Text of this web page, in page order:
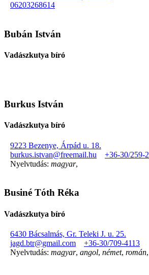
06203268614
Bubán István
Vadászkutya bíró
Burkus István
Vadászkutya bíró
9223 Bezenye, Árpád u. 18.
burkus.istvan@freemail.hu
+36-30/259-
Nyelvtudás: magyar,
Businé Tóth Réka
Vadászkutya bíró
6430 Bácsalmás, Gr. Teleki J. u. 25.
jagd.btr@gmail.com
+36-30/709-4113
Nyelvtudás: magyar, angol, német, román,